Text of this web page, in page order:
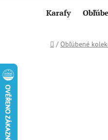
Karafy
Domov
/ Obľúbené